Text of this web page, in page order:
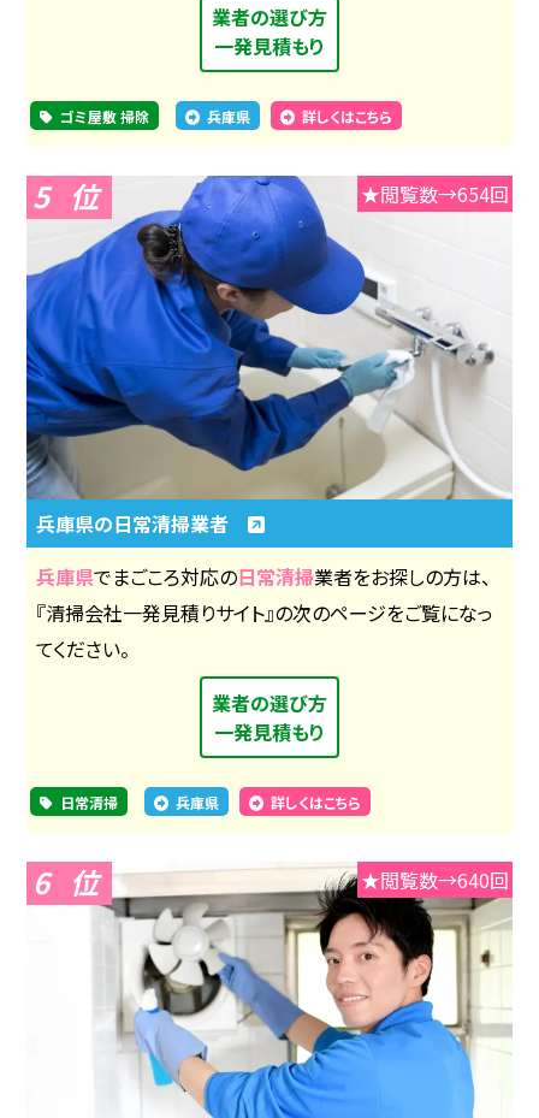
業者の選び方
一発見積もり
ゴミ屋敷 掃除 兵庫県 詳しくはこちら
5 ★閲覧数→654回
兵庫県の日常清掃業者
兵庫県でまごころ対応の日常清掃業者をお探しの方は、
『清掃会社一発見積りサイト』の次のページをご覧になっ
てください。
業者の選び方
一発見積もり
日常清掃 兵庫県 詳しくはこちら
6 ★閲覧数→640回